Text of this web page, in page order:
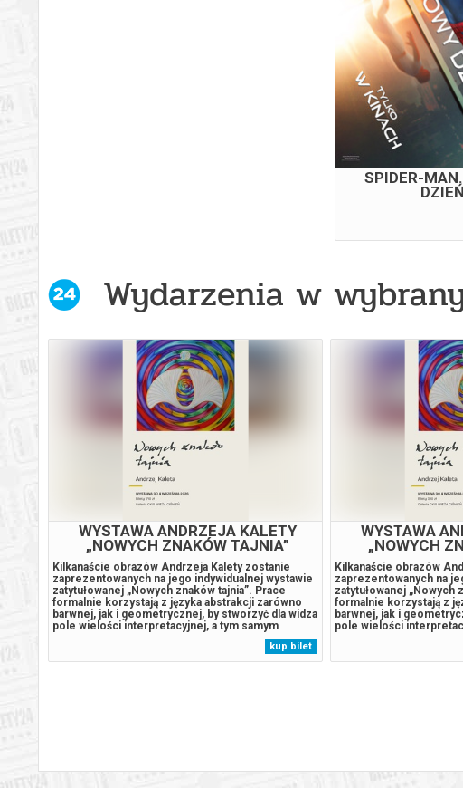
Młody Waszyngton
NOCNE KINO KONESERA: Czytając Lolitę w
Teheranie
NOCNE KINO KONESERA: Młodsza siostra
Ostatni konsjerż
Pejzaż w kolorze sepii
Pejzaż w kolorze sepii/KinoCafe
SPIDER-
20:45
Wydarzenia w
WYSTAWA ANDRZEJA KALETY
„NOWYCH ZNAKÓW TAJNIA”
Kilkanaście obrazów Andrzeja Kalety zostanie
zaprezentowanych na jego indywidualnej wystawie
zatytułowanej „Nowych znaków tajnia”. Prace
formalnie korzystają z języka abstrakcji zarówno
barwnej, jak i geometrycznej, by stworzyć dla widza
pole wielości interpretacyjnej, a tym samym
umożliwić jak najszerszy odbiór. Na wernisaż
zapraszamy 14 sierpnia do Galerii Wieża Ciśnień, o
g. 18.00. Wstęp wolny....
kup bilet
WYSTAWA
„NOWYCH
Kilkanaście obrazów
zaprezentowanych na
zatytułowanej „Nowych
formalnie korzystają z
barwnej, jak i
pole wielości
umożliwić jak
zapraszamy 14 sierpnia
g. 18.00. Wstęp wolny....